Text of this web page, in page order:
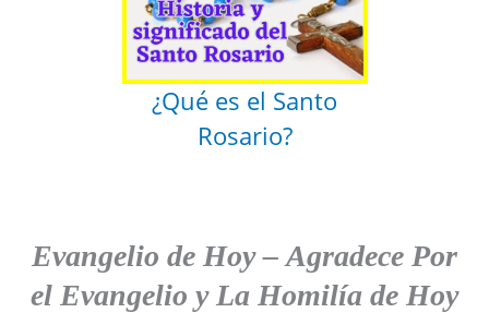
¿Qué es el Santo
Rosario?
Evangelio de Hoy–Agradece Por
el Evangelio y La Homilía de Hoy